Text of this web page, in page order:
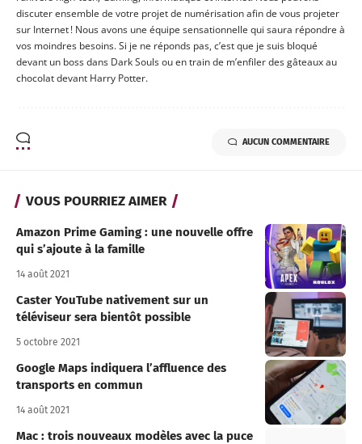
discuter ensemble de votre projet de numérisation afin de vous projeter
sur Internet ! Nous avons une équipe sensationnelle qui saura répondre à
vos moindres besoins. Si je ne réponds pas, c’est que je suis bloqué
devant un boss dans Dark Souls ou en train de m’enfiler des gâteaux au
chocolat devant Harry Potter.
AUCUN COMMENTAIRE
VOUS POURRIEZ AIMER
Amazon Prime Gaming : une nouvelle offre
qui s’ajoute à la famille
14 août 2021
Caster YouTube nativement sur un
téléviseur sera bientôt possible
5 octobre 2021
Google Maps indiquera l’affluence des
transports en commun
14 août 2021
Mac : trois nouveaux modèles avec la puce